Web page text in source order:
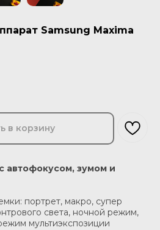
Samsung Maxima
в корзину
автофокусом, зумом и
портрет, макро, супер
света, ночной режим,
мультиэкспозиции